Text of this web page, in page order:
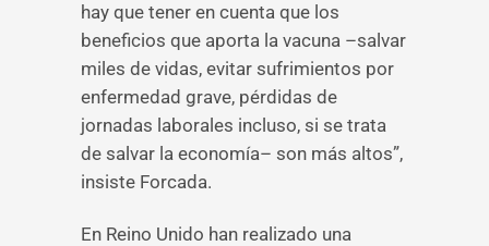
hay que tener en cuenta que los
beneficios que aporta la vacuna –salvar
miles de vidas, evitar sufrimientos por
enfermedad grave, pérdidas de
jornadas laborales incluso, si se trata
de salvar la economía– son más altos”,
insiste Forcada.
En Reino Unido han realizado una